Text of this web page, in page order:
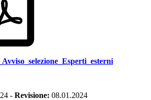
- Revisione: 08.01.2024